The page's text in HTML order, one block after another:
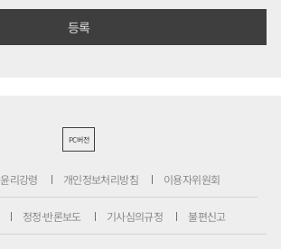
PC버전
윤리강령 개인정보처리방침 이용자위원회
정정·반론보도 기사심의규정 불편신고